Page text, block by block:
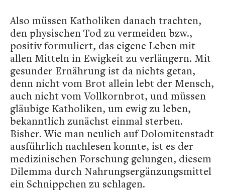
Also müssen Katholiken danach trachten,
den physischen Tod zu vermeiden bzw.,
positiv formuliert, das eigene Leben mit
allen Mitteln in Ewigkeit zu verlängern. Mit
gesunder Ernährung ist da nichts getan,
denn nicht vom Brot allein lebt der Mensch,
auch nicht vom Vollkornbrot, und müssen
gläubige Katholiken, um ewig zu leben,
bekanntlich zunächst einmal sterben.
Bisher. Wie man neulich auf Dolomitenstadt
ausführlich nachlesen konnte, ist es der
medizinischen Forschung gelungen, diesem
Dilemma durch Nahrungsergänzungsmittel
ein Schnippchen zu schlagen.